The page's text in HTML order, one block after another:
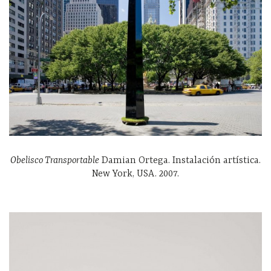
Obelisco Transportable Damian Ortega. Instalación artística.
New York, USA. 2007.